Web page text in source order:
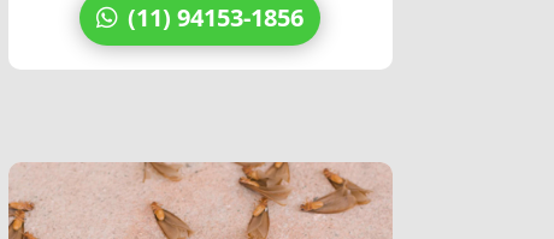
(11) 94153-1856